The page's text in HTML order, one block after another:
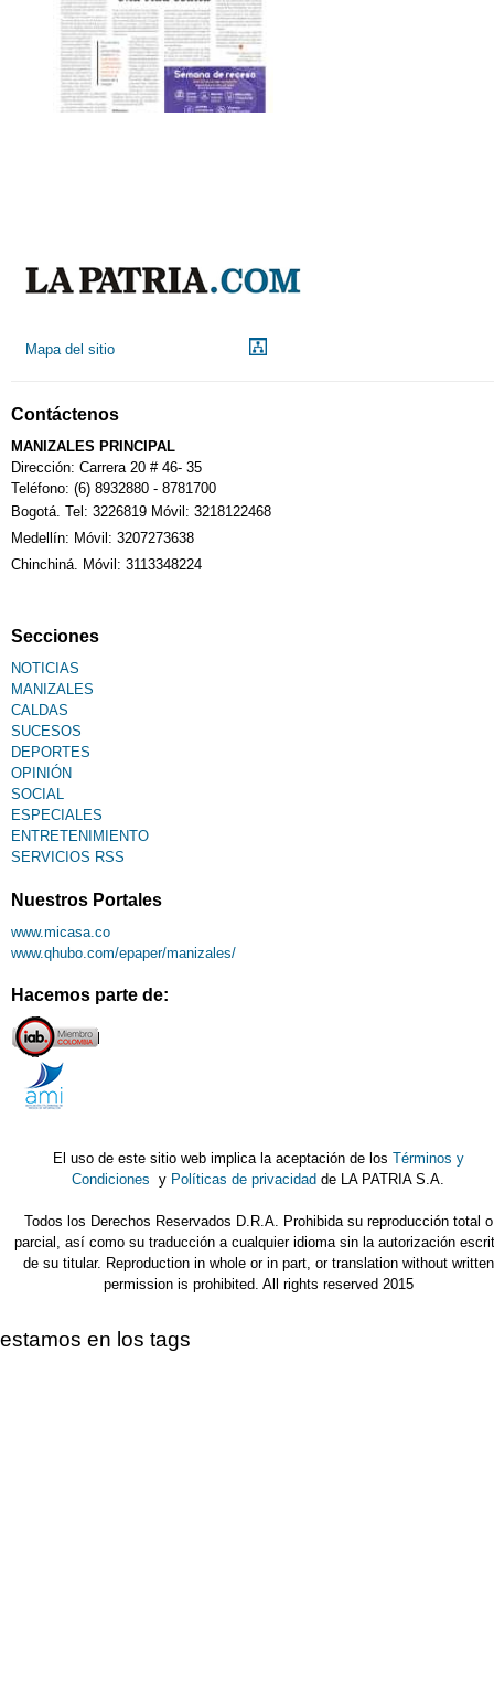
Mapa del sitio
Contáctenos
MANIZALES PRINCIPAL
Dirección: Carrera 20 # 46- 35
Teléfono: (6) 8932880 - 8781700
Bogotá. Tel: 3226819 Móvil: 3218122468
Medellín: Móvil: 3207273638
Chinchiná. Móvil: 3113348224
Secciones
NOTICIAS
MANIZALES
CALDAS
SUCESOS
DEPORTES
OPINIÓN
SOCIAL
ESPECIALES
ENTRETENIMIENTO
SERVICIOS RSS
Nuestros Portales
www.micasa.co
www.qhubo.com/epaper/manizales/
Hacemos parte de:
El uso de este sitio web implica la aceptación de los Términos y
Condiciones y Políticas de privacidad de LA PATRIA S.A.
Todos los Derechos Reservados D.R.A. Prohibida su reproducción total o
parcial, así como su traducción a cualquier idioma sin la autorización
de su titular. Reproduction in whole or in part, or translation without written
permission is prohibited. All rights reserved 2015
estamos en los tags